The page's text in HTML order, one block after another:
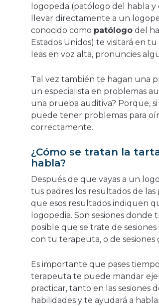
logopeda (patólogo del habla
llevar directamente a un
conocido como patólogo del
Estados Unidos) te visitará en
leas en voz alta, pronuncies
Tal vez también te hagan una
un especialista en problemas
una prueba auditiva? Porque,
puede tener problemas para
correctamente.
¿Cómo se tratan la
habla?
Después de que vayas a un
tus padres los resultados de las
que esos resultados indiquen
logopedia. Son sesiones donde
posible que se trate de
con tu terapeuta, o de sesiones
Es importante que pases
terapeuta te puede mandar
practicar, tanto en las sesiones
habilidades y te ayudará a